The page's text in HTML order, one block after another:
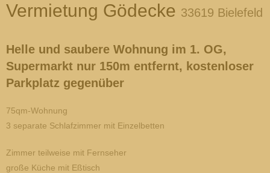
Vermietung Gödecke 33619 Bielefeld
Helle und saubere Wohnung im 1. OG,
Supermarkt nur 150m entfernt, kostenloser
Parkplatz gegenüber
75qm-Wohnung
3 separate Schlafzimmer mit Einzelbetten
Zimmer teilweise mit Fernseher
große Küche mit Eßtisch